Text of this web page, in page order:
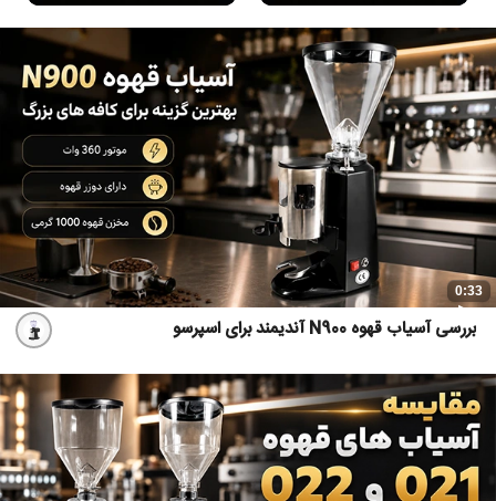
0:33
بررسی آسیاب قهوه N900 آندیمند برای اسپرسو